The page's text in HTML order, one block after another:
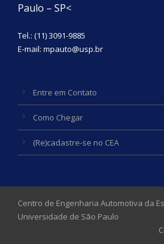
Paulo – SP<
Tel.: (11) 3091-9885
E-mail: mpauto@usp.br
Entre em Contato
Como Chegar
(Re)cadastre-se no CEA
Centro de Engenharia Automotiva da
Universidade de São Paulo